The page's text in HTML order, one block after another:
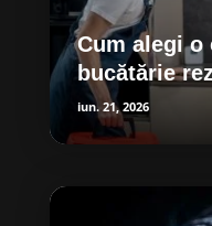
Cum alegi o
bucătărie
iun. 21, 2026